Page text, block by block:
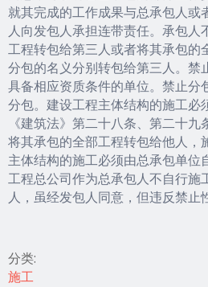
就其完成的工作成果与总承包人或
人向发包人承担连带责任。承包人
工程转包给第三人或者将其承包的
分包的名义分别转包给第三人。禁
具备相应资质条件的单位。禁止分
分包。建设工程主体结构的施工必
《建筑法》第二十八条、第二十
将其承包的全部工程转包给他人，
主体结构的施工必须由总承包单位
工程总公司作为总承包人不自行施
人，虽经发包人同意，但违反禁止
分类:
施工